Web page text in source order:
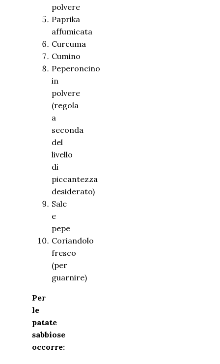
polvere
Paprika
affumicata
Curcuma
Cumino
Peperoncino
in
polvere
(regola
a
seconda
del
livello
di
piccantezza
desiderato)
Sale
e
pepe
Coriandolo
fresco
(per
guarnire)
Per
le
patate
sabbiose
occorre: